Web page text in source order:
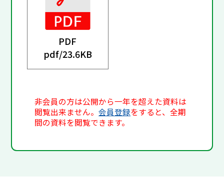
PDF
pdf/23.6KB
非会員の方は公開から一年を超えた資料は
閲覧出来ません。会員登録をすると、全期
間の資料を閲覧できます。